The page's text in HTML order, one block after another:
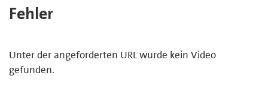
Fehler
Unter der angeforderten URL wurde kein Video
gefunden.